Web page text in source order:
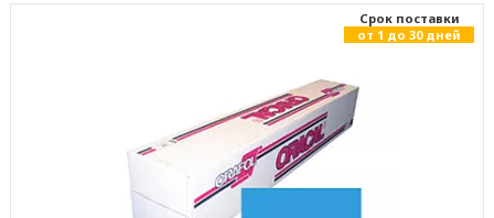
Cрок поставки
от 1 до 30 дней